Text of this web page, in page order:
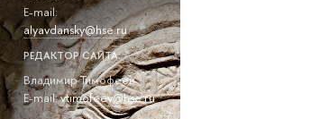
E-mail:
alyavdansky@hse.ru
РЕДАКТОР САЙТА:
Владимир Тимофеев
E-mail:vtimofeev@hse.ru